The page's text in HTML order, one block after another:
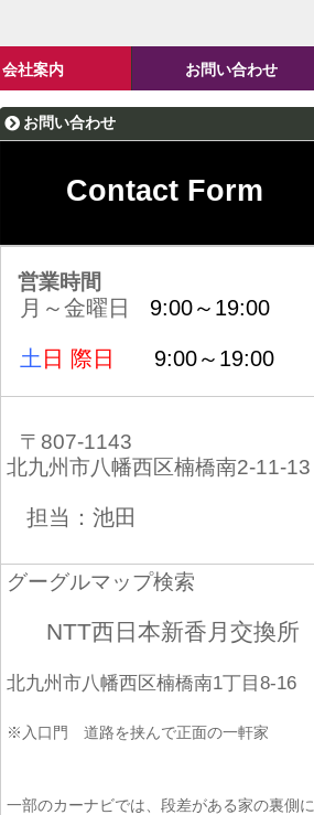
会社案内 お問い合わせ
お問い合わせ
Contact Form
営業時間
月～金曜日 9:00～19:00
土 日 際日 9:00～19:00
〒807-1143
北九州市八幡西区楠橋南2-11-13
担当：池田
グーグルマップ検索
NTT西日本新香月交換所
北九州市八幡西区楠橋南1丁目8-16
※入口門 道路を挟んで正面の一軒家
一部のカーナビでは、段差がある家の裏側に